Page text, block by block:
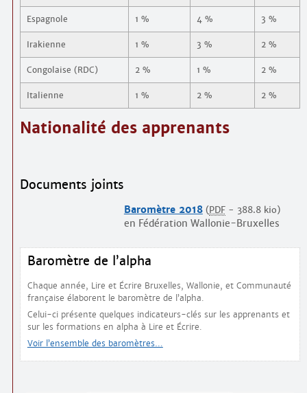
Espagnole 1 % 4 % 3 %
Irakienne 1 % 3 % 2 %
Congolaise (RDC) 2 % 1 % 2 %
Italienne 1 % 2 % 2 %
Nationalité des apprenants
Documents joints
Baromètre 2018 ( PDF- 388.8 kio)
en Fédération Wallonie-Bruxelles
Baromètre de l’alpha
Chaque année, Lire et Écrire Bruxelles, Wallonie, et Communauté
française élaborent le baromètre de l’alpha.
Celui-ci présente quelques indicateurs-clés sur les apprenants et
sur les formations en alpha à Lire et Écrire.
Voir l’ensemble des baromètres…